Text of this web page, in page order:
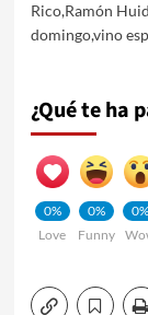
Rico,Ramón
domingo,vino
¿Qué te ha
0%
Love
0%
Funny
0%